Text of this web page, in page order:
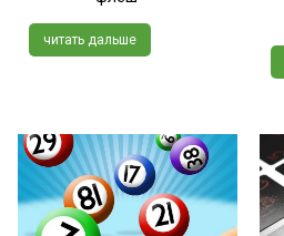
читать дальше